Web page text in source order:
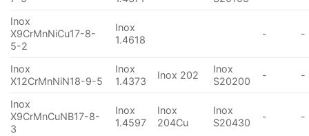
Inox
X9CrMnNiCu17-8-
5-2
Inox
1.4618
- -
Inox
X12CrMnNiN18-9-5
Inox
1.4373
Inox 202
Inox
S20200
- -
Inox
X9CrMnCuNB17-8-
3
Inox
1.4597
Inox
204Cu
Inox
S20430
- -